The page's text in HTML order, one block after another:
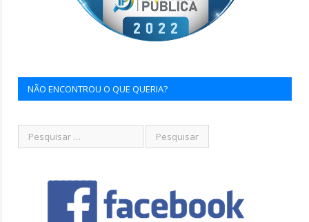
NÃO ENCONTROU O QUE QUERIA?